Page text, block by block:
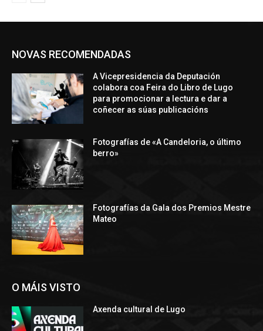
NOVAS RECOMENDADAS
A Vicepresidencia da Deputación
colabora coa Feira do Libro de Lugo
para promocionar a lectura e dar a
coñecer as súas publicacións
Fotografías de «A Candeloria, o último
berro»
Fotografías da Gala dos Premios Mestre
Mateo
O MÁIS VISTO
Axenda cultural de Lugo